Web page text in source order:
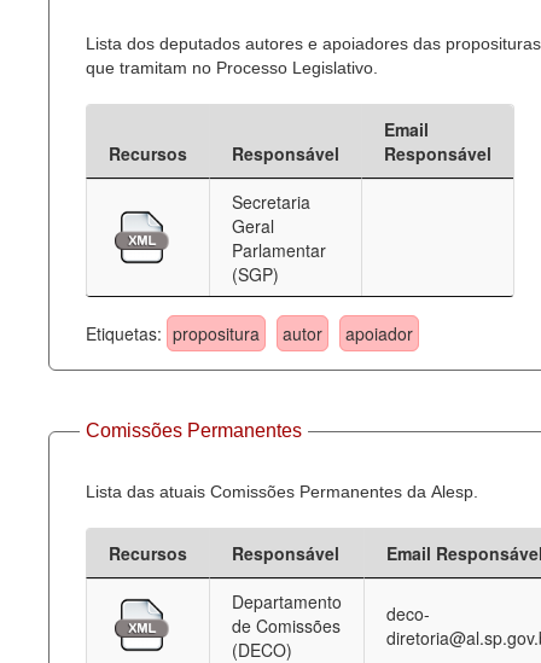
Planejamento
Catálogo de dados
Deputados Estaduais
Administração
Agenda
Perguntas frequentes
Contato
Lista dos deputados autores e apoiadores das proposituras
que tramitam no Processo Legislativo.
Recursos Responsável
Email
Responsável
Secretaria
Geral
Parlamentar
(SGP)
Etiquetas: propositura autor apoiador
Comissões Permanentes
Lista das atuais Comissões Permanentes da Alesp.
Recursos Responsável
Email
Departamento
de Comissões
(DECO)
deco-